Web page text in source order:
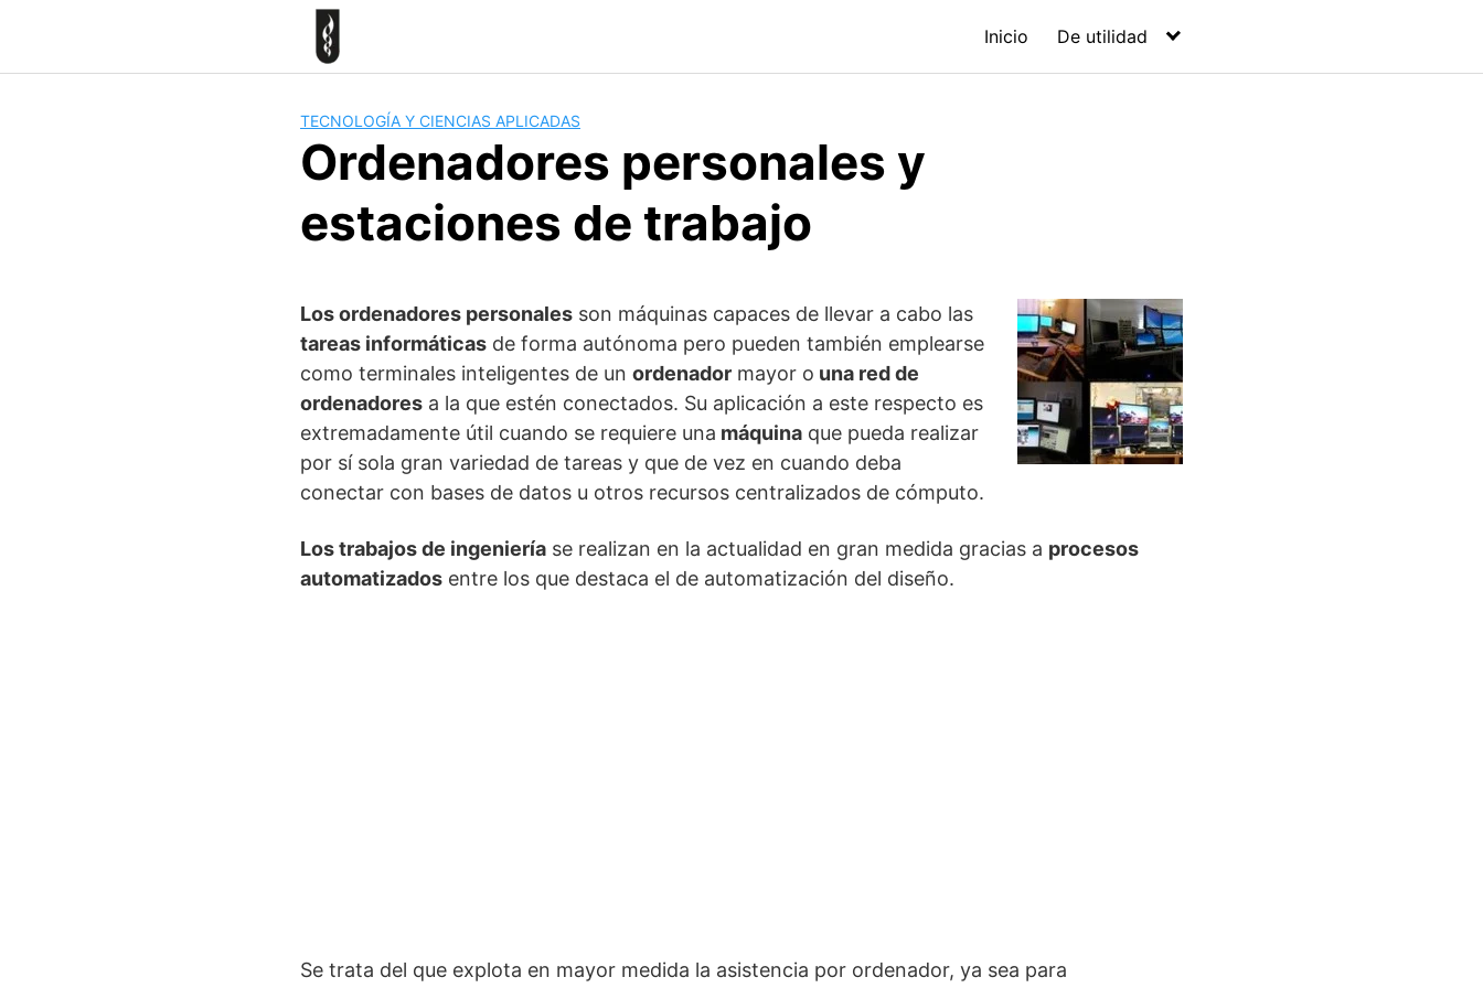
Inicio De utilidad
TECNOLOGÍA Y CIENCIAS APLICADAS
Ordenadores personales y
estaciones de trabajo
Los ordenadores personales son máquinas capaces de llevar a cabo las
tareas informáticas de forma autónoma pero pueden también emplearse
como terminales inteligentes de un ordenador mayor o una red de
ordenadores a la que estén conectados. Su aplicación a este respecto es
extremadamente útil cuando se requiere una máquina que pueda realizar
por sí sola gran variedad de tareas y que de vez en cuando deba
conectar con bases de datos u otros recursos centralizados de cómputo.
Los trabajos de ingeniería se realizan en la actualidad en gran medida gracias a procesos
automatizados entre los que destaca el de automatización del diseño.
Se trata del que explota en mayor medida la asistencia por ordenador, ya sea para